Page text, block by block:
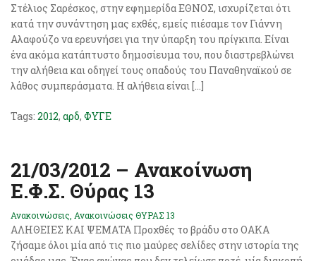
Στέλιος Σαρέσκος, στην εφημερίδα ΕΘΝΟΣ, ισχυρίζεται ότι
κατά την συνάντηση μας εχθές, εμείς πιέσαμε τον Γιάννη
Αλαφούζο να ερευνήσει για την ύπαρξη του πρίγκιπα. Είναι
ένα ακόμα κατάπτυστο δημοσίευμα του, που διαστρεβλώνει
την αλήθεια και οδηγεί τους οπαδούς του Παναθηναϊκού σε
λάθος συμπεράσματα. Η αλήθεια είναι […]
Tags: 2012, αρδ, ΦΥΓΕ
21/03/2012 – Ανακοίνωση
Ε.Φ.Σ. Θύρας 13
Ανακοινώσεις Ανακοινώσεις ΘΥΡΑΣ 13
ΑΛΗΘΕΙΕΣ ΚΑΙ ΨΕΜΑΤΑ Προχθές το βράδυ στο ΟΑΚΑ
ζήσαμε όλοι μία από τις πιο μαύρες σελίδες στην ιστορία της